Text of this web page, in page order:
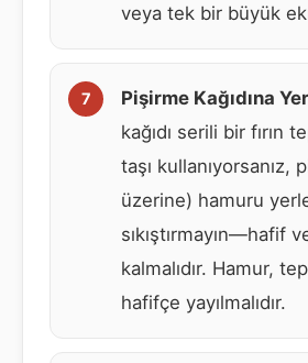
veya tek bir büyük
Pişirme Kağıdına
kağıdı serili bir fırın
taşı kullanıyorsanız,
üzerine) hamuru
sıkıştırmayın—hafif
kalmalıdır. Hamur,
hafifçe yayılmalıdır.